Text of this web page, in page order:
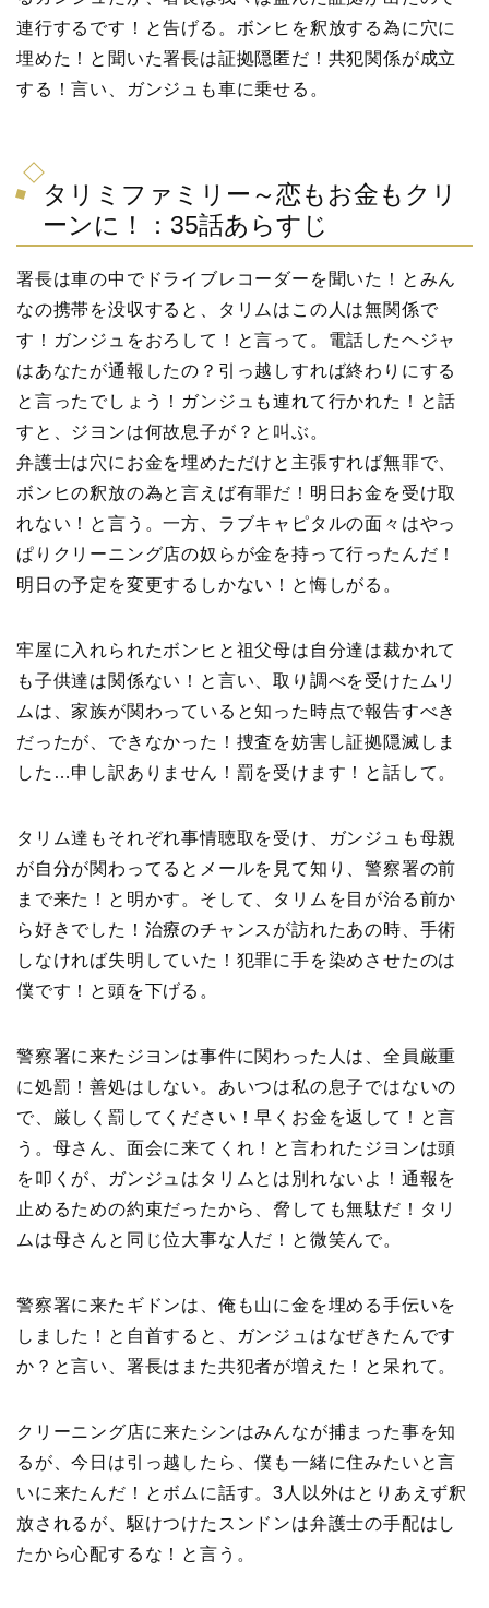
連行するです！と告げる。ボンヒを釈放する為に穴に
埋めた！と聞いた署長は証拠隠匿だ！共犯関係が成立
する！言い、ガンジュも車に乗せる。
タリミファミリー～恋もお金もクリ
ーンに！：35話あらすじ
署長は車の中でドライブレコーダーを聞いた！とみん
なの携帯を没収すると、タリムはこの人は無関係で
す！ガンジュをおろして！と言って。電話したヘジャ
はあなたが通報したの？引っ越しすれば終わりにする
と言ったでしょう！ガンジュも連れて行かれた！と話
すと、ジヨンは何故息子が？と叫ぶ。
弁護士は穴にお金を埋めただけと主張すれば無罪で、
ボンヒの釈放の為と言えば有罪だ！明日お金を受け取
れない！と言う。一方、ラブキャピタルの面々はやっ
ぱりクリーニング店の奴らが金を持って行ったんだ！
明日の予定を変更するしかない！と悔しがる。
牢屋に入れられたボンヒと祖父母は自分達は裁かれて
も子供達は関係ない！と言い、取り調べを受けたムリ
ムは、家族が関わっていると知った時点で報告すべき
だったが、できなかった！捜査を妨害し証拠隠滅しま
した…申し訳ありません！罰を受けます！と話して。
タリム達もそれぞれ事情聴取を受け、ガンジュも母親
が自分が関わってるとメールを見て知り、警察署の前
まで来た！と明かす。そして、タリムを目が治る前か
ら好きでした！治療のチャンスが訪れたあの時、手術
しなければ失明していた！犯罪に手を染めさせたのは
僕です！と頭を下げる。
警察署に来たジヨンは事件に関わった人は、全員厳重
に処罰！善処はしない。あいつは私の息子ではないの
で、厳しく罰してください！早くお金を返して！と言
う。母さん、面会に来てくれ！と言われたジヨンは頭
を叩くが、ガンジュはタリムとは別れないよ！通報を
止めるための約束だったから、脅しても無駄だ！タリ
ムは母さんと同じ位大事な人だ！と微笑んで。
警察署に来たギドンは、俺も山に金を埋める手伝いを
しました！と自首すると、ガンジュはなぜきたんです
か？と言い、署長はまた共犯者が増えた！と呆れて。
クリーニング店に来たシンはみんなが捕まった事を知
るが、今日は引っ越したら、僕も一緒に住みたいと言
いに来たんだ！とボムに話す。3人以外はとりあえず釈
放されるが、駆けつけたスンドンは弁護士の手配はし
たから心配するな！と言う。